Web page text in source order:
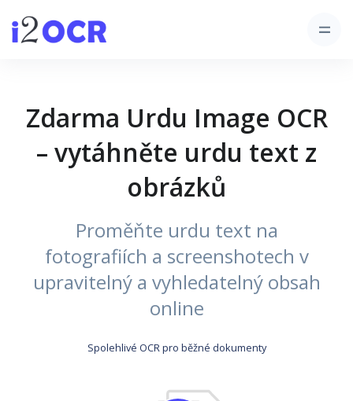
Zdarma Urdu Image OCR
– vytáhněte urdu text z
obrázků
Proměňte urdu text na
fotografiích a screenshotech v
upravitelný a vyhledatelný obsah
online
Spolehlivé OCR pro běžné dokumenty